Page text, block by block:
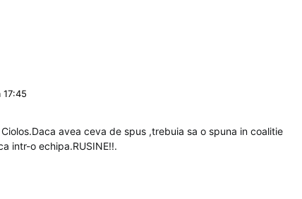
avea ceva de spus ,trebuia sa o spuna in coalitie
intr-o echipa.RUSINE!!.